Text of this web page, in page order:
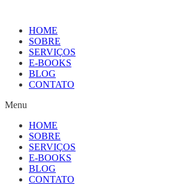
HOME
SOBRE
SERVIÇOS
E-BOOKS
BLOG
CONTATO
Menu
HOME
SOBRE
SERVIÇOS
E-BOOKS
BLOG
CONTATO